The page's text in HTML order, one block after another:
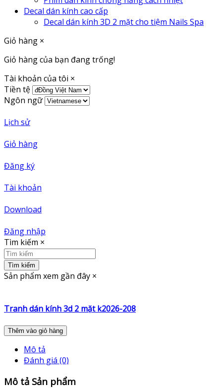
Decal dán kính cao cấp
Decal dán kính 3D 2 mặt cho tiệm Nails Spa
Giỏ hàng ×
Giỏ hàng của bạn đang trống!
Tài khoản của tôi ×
Tiền tệ
Ngôn ngữ
Lịch sử
Giỏ hàng
Đăng ký
Tài khoản
Download
Đăng nhập
Tìm kiếm ×
Tìm kiếm
Sản phẩm xem gần đây ×
Tranh dán kính 3d 2 mặt k2026-208
Thêm vào giỏ hàng
Mô tả
Đánh giá (0)
Mô tả Sản phẩm